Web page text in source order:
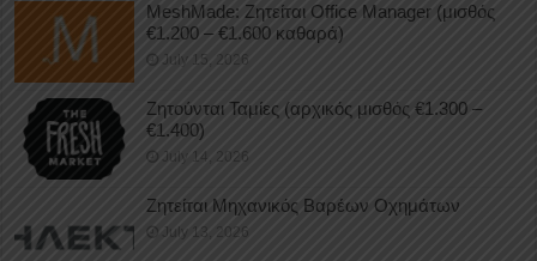
MeshMade: Ζητείται Office Manager (μισθός
€1.200 – €1.600 καθαρά)
July 15, 2026
Ζητούνται Ταμίες (αρχικός μισθός €1.300 –
€1.400)
July 14, 2026
Ζητείται Μηχανικός Βαρέων Οχημάτων
July 13, 2026